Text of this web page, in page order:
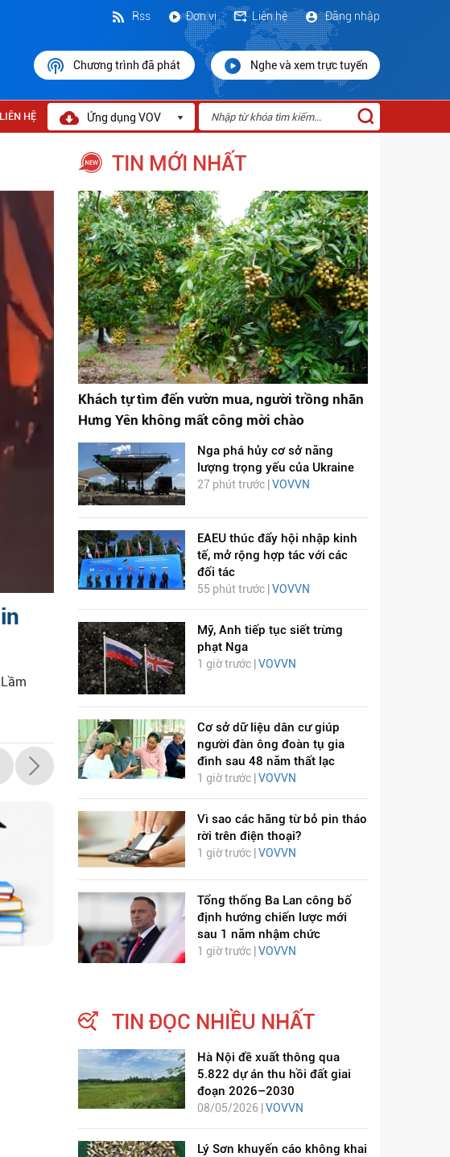
Đăng nhập
Liên hệ
Đơn vị
Rss
Chương trình đã phát Nghe và xem trực tuyến
LIÊN HỆ Ứng dụng VOV
DỊCH VIÊM PHỔI COVID-
TIN MỚI NHẤT
Khách tự tìm đến vườn mua, người trồng nhãn
Hưng Yên không mất công mời chào
Nga phá hủy cơ sở năng
lượng trọng yếu của Ukraine
27 phút trước | VOVVN
EAEU thúc đẩy hội nhập kinh
tế, mở rộng hợp tác với các
đối tác
55 phút trước | VOVVN
Mỹ, Anh tiếp tục siết trừng
phạt Nga
1 giờ trước | VOVVN
Cơ sở dữ liệu dân cư giúp
người đàn ông đoàn tụ gia
đình sau 48 năm thất lạc
1 giờ trước | VOVVN
Vì sao các hãng từ bỏ pin tháo
rời trên điện thoại?
1 giờ trước | VOVVN
Tổng thống Ba Lan công bố
định hướng chiến lược mới
sau 1 năm nhậm chức
1 giờ trước |VOVVN
TIN ĐỌC NHIỀU NHẤT
Hà Nội đề xuất thông qua
5.822 dự án thu hồi đất giai
đoạn 2026–2030
08/05/2026 | VOVVN
Lý Sơn khuyến cáo không khai